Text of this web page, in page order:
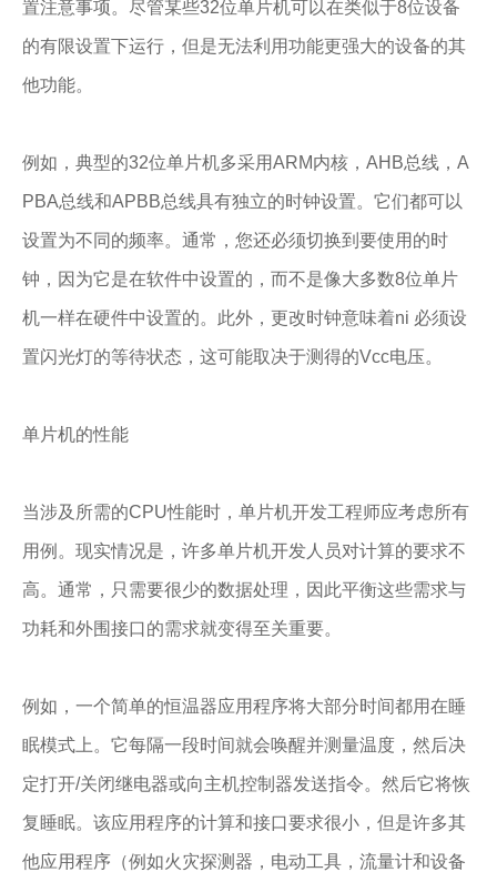
置注意事项。尽管某些32位单片机可以在类似于8位设备
的有限设置下运行，但是无法利用功能更强大的设备的其
他功能。
例如，典型的32位单片机多采用ARM内核，AHB总线，A
PBA总线和APBB总线具有独立的时钟设置。它们都可以
设置为不同的频率。通常，您还必须切换到要使用的时
钟，因为它是在软件中设置的，而不是像大多数8位单片
机一样在硬件中设置的。此外，更改时钟意味着ni 必须设
置闪光灯的等待状态，这可能取决于测得的Vcc电压。
单片机的性能
当涉及所需的CPU性能时，单片机开发工程师应考虑所有
用例。现实情况是，许多单片机开发人员对计算的要求不
高。通常，只需要很少的数据处理，因此平衡这些需求与
功耗和外围接口的需求就变得至关重要。
例如，一个简单的恒温器应用程序将大部分时间都用在睡
眠模式上。它每隔一段时间就会唤醒并测量温度，然后决
定打开/关闭继电器或向主机控制器发送指令。然后它将恢
复睡眠。该应用程序的计算和接口要求很小，但是许多其
他应用程序（例如火灾探测器，电动工具，流量计和设备